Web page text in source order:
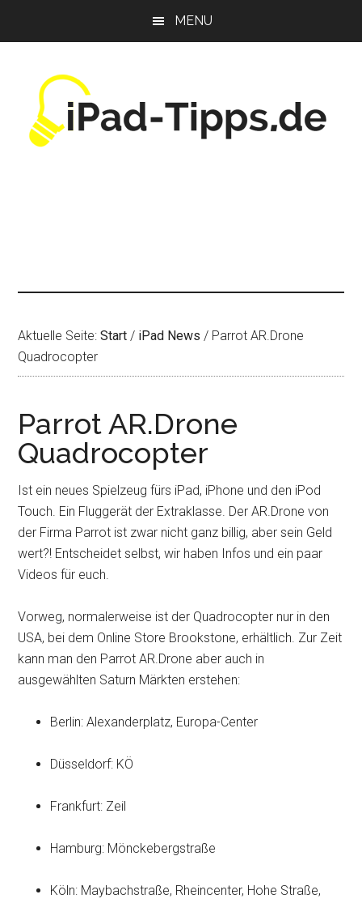
MENU
Aktuelle Seite:Start / iPad News / Parrot AR.Drone
Quadrocopter
Parrot AR.Drone
Quadrocopter
Ist ein neues Spielzeug fürs iPad, iPhone und den iPod
Touch. Ein Fluggerät der Extraklasse. Der AR.Drone von
der Firma Parrot ist zwar nicht ganz billig, aber sein Geld
wert?! Entscheidet selbst, wir haben Infos und ein paar
Videos für euch.
Vorweg, normalerweise ist der Quadrocopter nur in den
USA, bei dem Online Store Brookstone, erhältlich. Zur Zeit
kann man den Parrot AR.Drone aber auch in
ausgewählten Saturn Märkten erstehen:
Berlin: Alexanderplatz, Europa-Center
Düsseldorf: KÖ
Frankfurt: Zeil
Hamburg: Mönckebergstraße
Köln: Maybachstraße, Rheincenter, Hohe Straße,